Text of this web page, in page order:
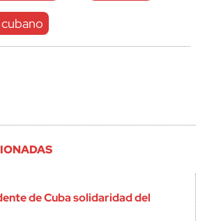
de Cuba solidaridad del